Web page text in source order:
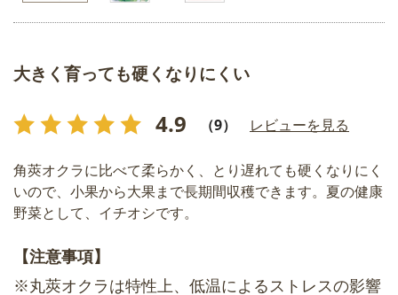
大きく育っても硬くなりにくい
4.9 （9） レビューを見る
角莢オクラに比べて柔らかく、とり遅れても硬くなりにく
いので、小果から大果まで長期間収穫できます。夏の健康
野菜として、イチオシです。
【注意事項】
※丸莢オクラは特性上、低温によるストレスの影響